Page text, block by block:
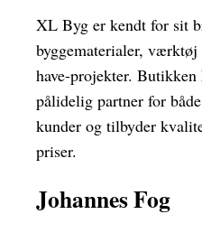
XL Byg er kendt for sit
byggematerialer,
have-projekter. Butikken
pålidelig partner for
kunder og tilbyder
priser.
Johannes Fog